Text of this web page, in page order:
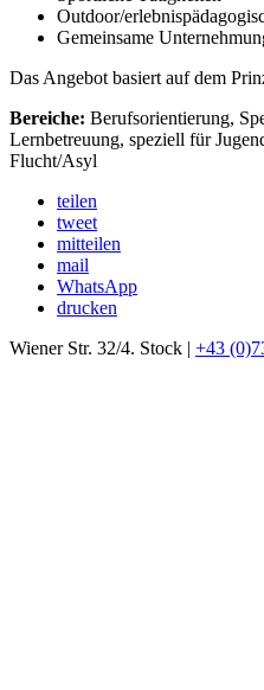
Outdoor/
Gemeinsame
Das Angebot basiert auf dem
Bereiche: Berufsorientierung,
Lernbetreuung, speziell für
Flucht/Asyl
teilen
tweet
mitteilen
mail
WhatsApp
drucken
Wiener Str. 32/4. Stock | +43